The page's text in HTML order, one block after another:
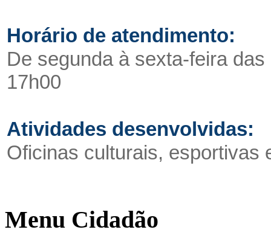
Horário de atendimento:
De segunda à sexta-feira
17h00
Atividades desenvolvidas:
Oficinas culturais, esportivas
Menu Cidadão